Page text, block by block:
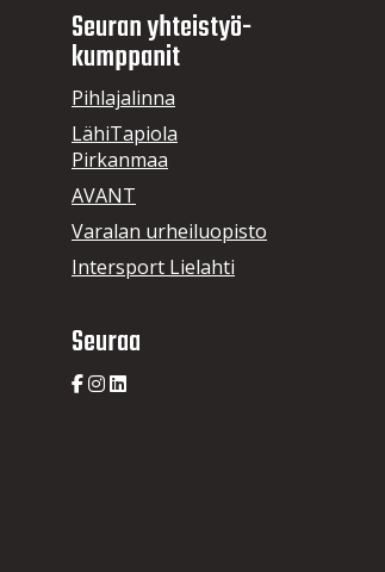
Seuran yhteistyö­
kumppanit
Pihlajalinna
LähiTapiola
Pirkanmaa
AVANT
Varalan urheiluopisto
Intersport Lielahti
Seuraa